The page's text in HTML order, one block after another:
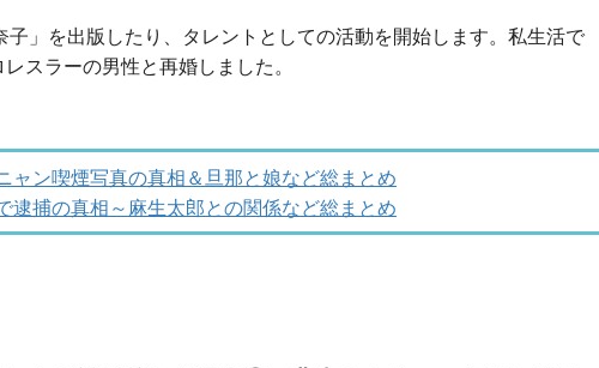
子」を出版したり、タレントとしての活動を開始します。私生活で
スラーの男性と再婚しました。
ャン喫煙写真の真相＆旦那と娘など総まとめ
逮捕の真相～麻生太郎との関係など総まとめ